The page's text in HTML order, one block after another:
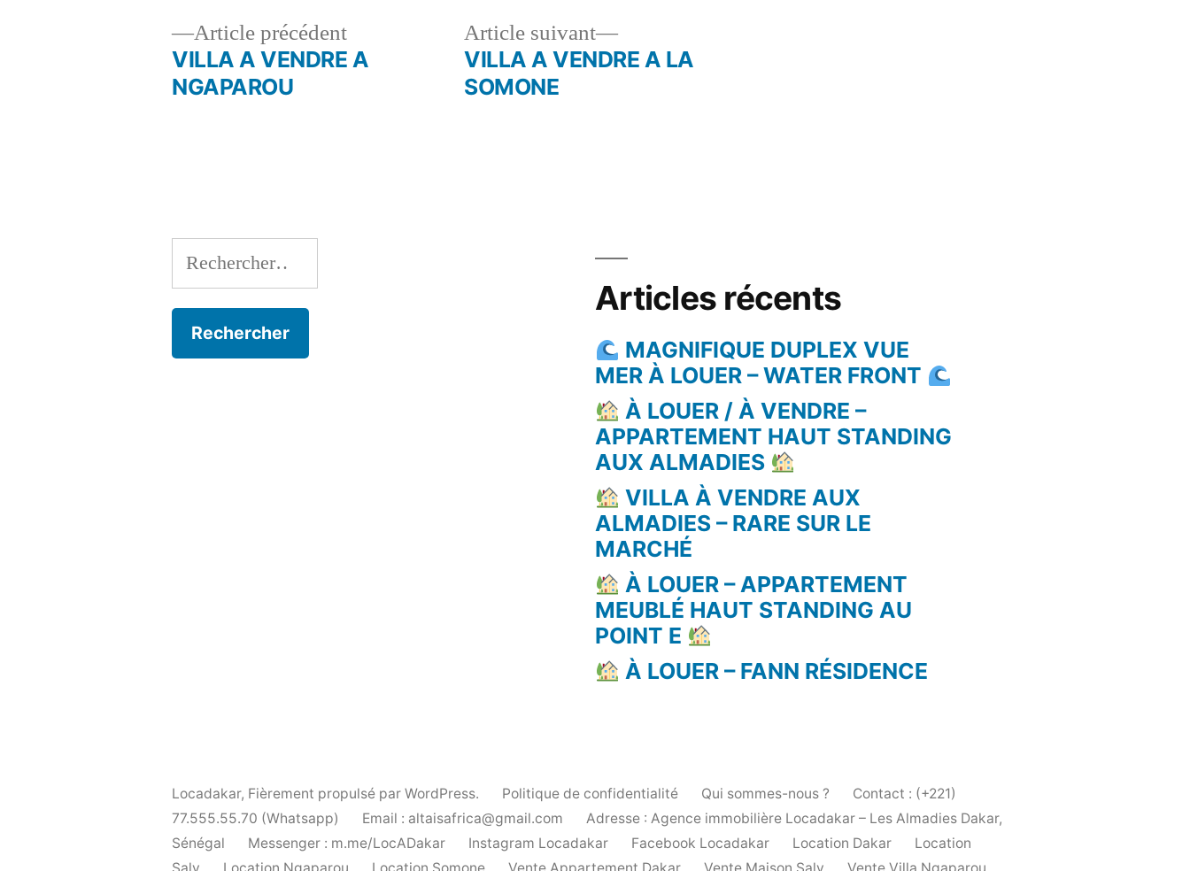
Navigation
Article précédentArticle
précédent :
VILLA A VENDRE A
NGAPAROU
Article suivant
Article
suivant :
VILLA A VENDRE A LA
SOMONE
Rechercher :
Articles récents
MAGNIFIQUE DUPLEX VUE
MER À LOUER – WATER FRONT
À LOUER / À VENDRE –
APPARTEMENT HAUT STANDING
AUX ALMADIES
VILLA À VENDRE AUX
ALMADIES – RARE SUR LE
MARCHÉ
À LOUER – APPARTEMENT
MEUBLÉ HAUT STANDING AU
POINT E
À LOUER – FANN RÉSIDENCE
Locadakar, Fièrement propulsé par WordPress. Politique de confidentialité Qui sommes-nous ?
Contact : (+221)
77.555.55.70 (Whatsapp)
Email : altaisafrica@gmail.com
Adresse : Agence immobilière Locadakar – Les Almadies Dakar,
Sénégal
Messenger : m.me/LocADakar Instagram Locadakar Facebook Locadakar Location Dakar
Location